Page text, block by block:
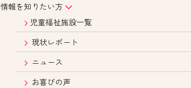
情報を知りたい方
児童福祉施設一覧
現状レポート
ニュース
お喜びの声